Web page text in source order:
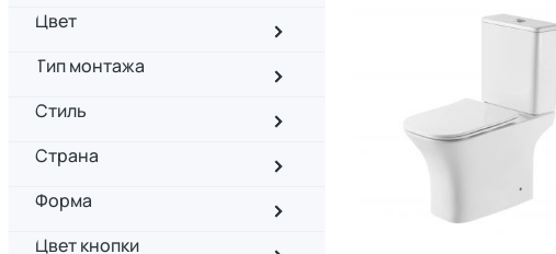
Цвет
Тип монтажа
Стиль
Страна
Форма
Цвет кнопки